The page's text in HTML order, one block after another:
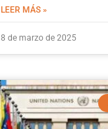
LEER MÁS »
8 de marzo de 2025